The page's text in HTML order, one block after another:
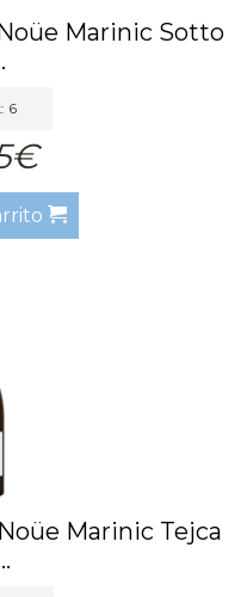
Marinic Sotto
6
Marinic Tejca